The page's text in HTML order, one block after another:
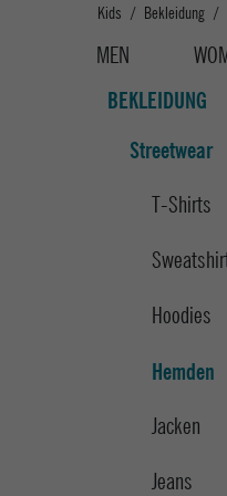
Kids Bekleidung
MEN
BEKLEIDUNG
Streetwear
T-Shirts
Hoodies
Hemden
Jacken
Jeans